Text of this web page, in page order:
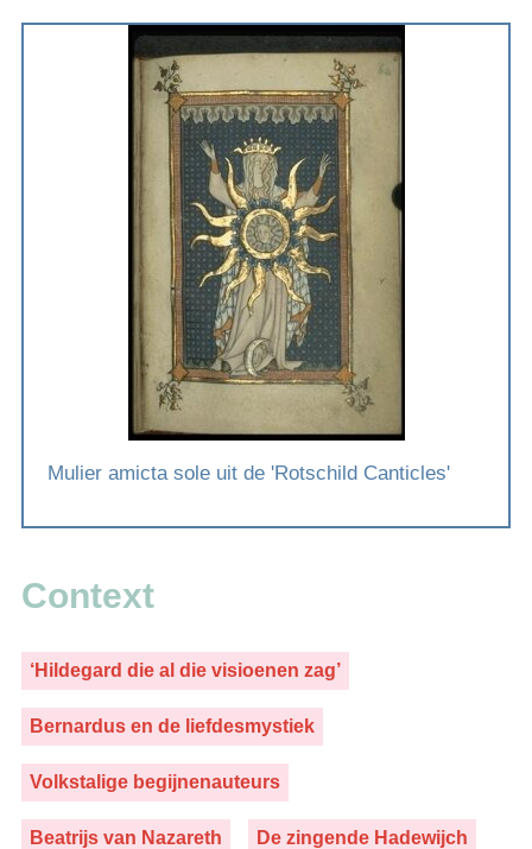
Mulier amicta sole uit de 'Rotschild Canticles'
Context
‘Hildegard die al die visioenen zag’
Bernardus en de liefdesmystiek
Volkstalige begijnenauteurs
Beatrijs van Nazareth De zingende Hadewijch